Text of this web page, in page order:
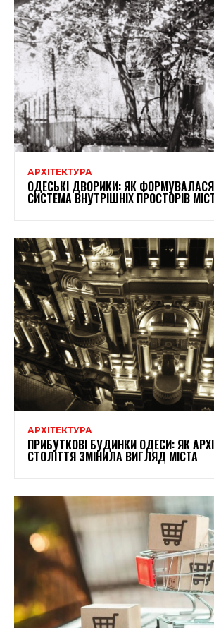
АРХІТЕКТУРА
ОДЕСЬКІ ДВОРИКИ: ЯК
СИСТЕМА ВНУТРІШНІХ ПРОСТОРІВ
АРХІТЕКТУРА
ПРИБУТКОВІ БУДИНКИ ОДЕСИ: ЯК
СТОЛІТТЯ ЗМІНИЛА ВИГЛЯД МІСТА